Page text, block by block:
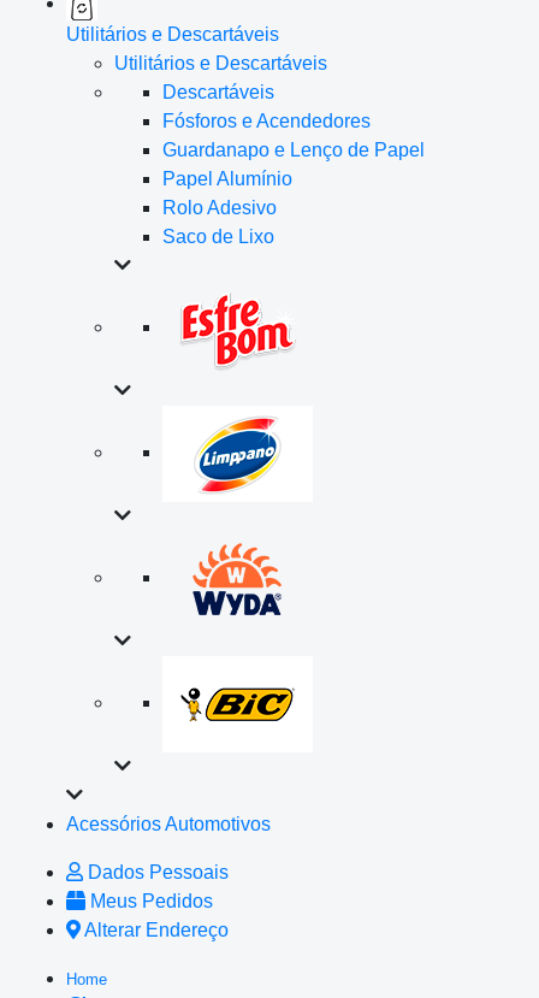
Utilitários e Descartáveis
Utilitários e Descartáveis
Descartáveis
Fósforos e Acendedores
Guardanapo e Lenço de Papel
Papel Alumínio
Rolo Adesivo
Saco de Lixo
Acessórios Automotivos
Dados Pessoais
Meus Pedidos
Alterar Endereço
Home